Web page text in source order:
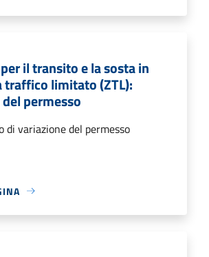
il transito e la sosta in
traffico limitato (ZTL):
permesso
di variazione del permesso